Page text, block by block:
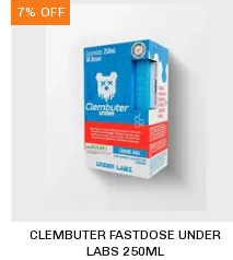
7% OFF
CLEMBUTER FASTDOSE UNDER
LABS 250ML